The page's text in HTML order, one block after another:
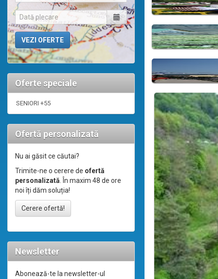
Oferte speciale
SENIORI +55
Ofertă personalizată
Nu ai găsit ce căutai?
Trimite-ne o cerere de ofertă
personalizată. În maxim 48 de ore
noi îți dăm soluția!
Cerere ofertă!
Newsletter
Abonează-te la newsletter-ul